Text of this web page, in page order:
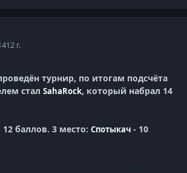
12 г.
турнир, по итогам подсчёта
стал SahaRock, который набрал 14
12 баллов. 3 место: Спотыкач - 10